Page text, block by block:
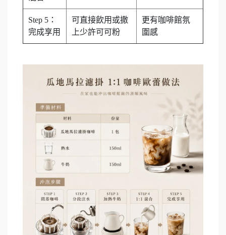
Step 5：
完成享用
可直接飲用或撒
上少許可可粉
更有咖啡館氛
圍感